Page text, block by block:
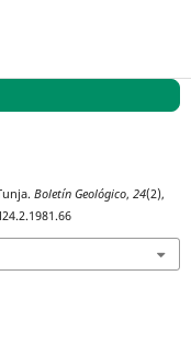
Boletín Geológico,24(2),